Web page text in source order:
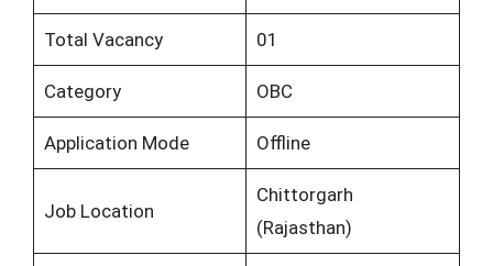
Total Vacancy 01
Category OBC
Application Mode Offline
Job Location
Chittorgarh
(Rajasthan)